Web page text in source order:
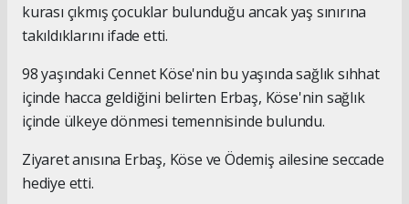
kurası çıkmış çocuklar bulunduğu ancak yaş sınırına
takıldıklarını ifade etti.
98 yaşındaki Cennet Köse'nin bu yaşında sağlık sıhhat
içinde hacca geldiğini belirten Erbaş, Köse'nin sağlık
içinde ülkeye dönmesi temennisinde bulundu.
Ziyaret anısına Erbaş, Köse ve Ödemiş ailesine seccade
hediye etti.